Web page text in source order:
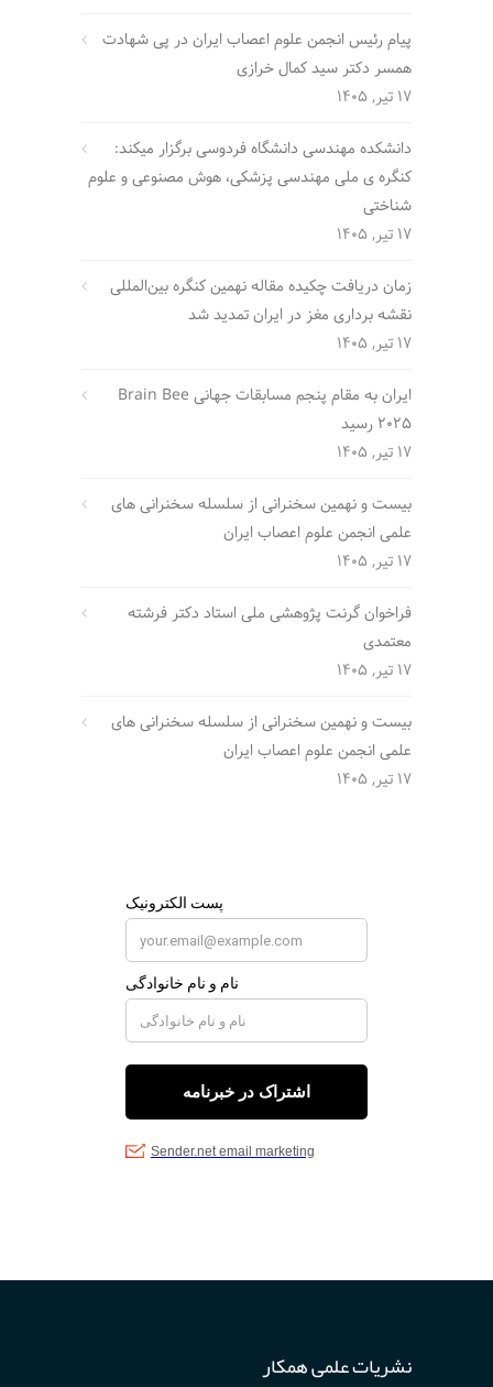
پیام رئیس انجمن علوم اعصاب ایران در پی شهادت
همسر دکتر سید کمال خرازی
17 تیر, 1405
دانشکده مهندسی دانشگاه فردوسی برگزار میکند:
کنگره ی ملی مهندسی پزشکی، هوش مصنوعی و علوم
شناختی
17 تیر, 1405
زمان دریافت چکیده مقاله نهمین کنگره بین‌المللی
نقشه برداری مغز در ایران تمدید شد
17 تیر, 1405
ایران به مقام پنجم مسابقات جهانی Brain Bee
2025 رسید
17 تیر, 1405
بیست و نهمین سخنرانی از سلسله سخنرانی های
علمی انجمن علوم اعصاب ایران
17 تیر, 1405
فراخوان گرنت پژوهشی ملی استاد دکتر فرشته
معتمدی
17 تیر, 1405
بیست و نهمین سخنرانی از سلسله سخنرانی های
علمی انجمن علوم اعصاب ایران
17 تیر, 1405
نشریات علمی همکار